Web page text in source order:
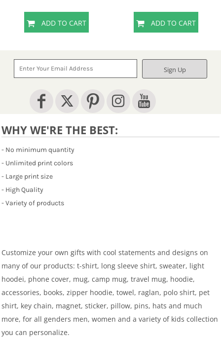
ADD TO CART ADD TO CART
Sign Up
WHY WE'RE THE BEST:
- No minimum quantity
- Unlimited print colors
- Large print size
- High Quality
- Variety of products
Customize your own gifts with cool statements and designs on
many of our products: t-shirt, long sleeve shirt, sweater, light
hoodei, phone cover, mug, camp mug, travel mug, hoodie,
accessories, books, zipper hoodie, towel, raglan, polo shirt, pet
shirt, key chain, magnet, sticker, pillow, pins, hats and much
more, for all genders men, women and a variety of kids collection
you can personalize.